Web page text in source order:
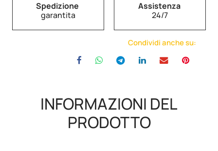
Spedizione
garantita
Assistenza
24/7
Condividi anche su:
INFORMAZIONI DEL
PRODOTTO